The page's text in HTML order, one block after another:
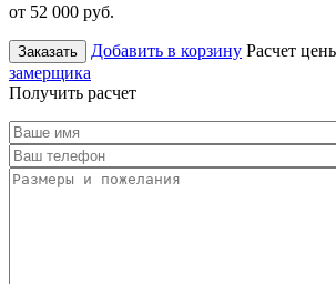
от 52 000 руб.
Заказать Добавить в корзину Расчет
замерщика
Получить расчет